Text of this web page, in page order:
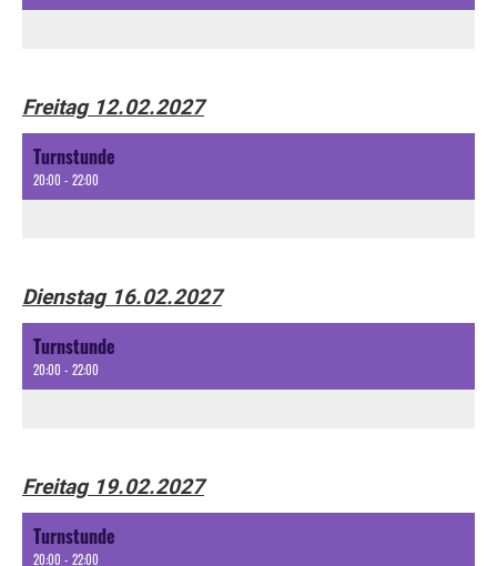
Freitag 12.02.2027
Turnstunde
20:00 - 22:00
Dienstag 16.02.2027
Turnstunde
20:00 - 22:00
Freitag 19.02.2027
Turnstunde
20:00 - 22:00